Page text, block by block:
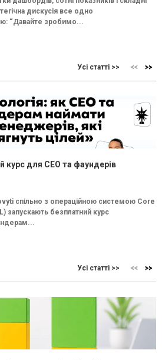
дискусія все одно
“Давайте зробимо...
Усі статті >>
курс для CEO та фаундерів
спільно з операційною системою Core
запускають безплатний курс
Усі статті >>